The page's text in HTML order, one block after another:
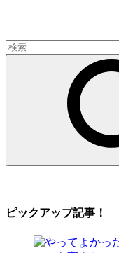
検
索:
ピックアップ記事！